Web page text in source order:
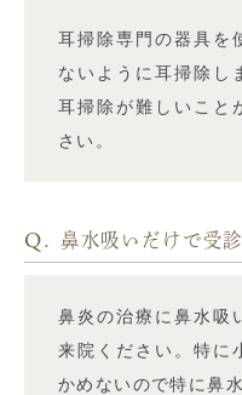
耳掃除専門の器具を
ないように耳掃除し
耳掃除が難しいこと
さい。
Q. 鼻水吸いだけで受
鼻炎の治療に鼻水吸
来院ください。特に
かめないので特に鼻